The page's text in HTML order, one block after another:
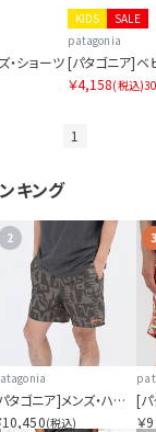
・ショーツ
SALE
KIDS
patagonia
[パタゴニア]ベ
￥4,158(税込)
1
キング
2
[パタゴニア]メンズ・ハイドロピーク・バレー・ショーツ 16インチ
10,450(税込)
3
￥